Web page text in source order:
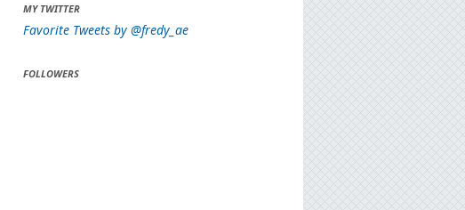
MY TWITTER
Favorite Tweets by @fredy_ae
FOLLOWERS